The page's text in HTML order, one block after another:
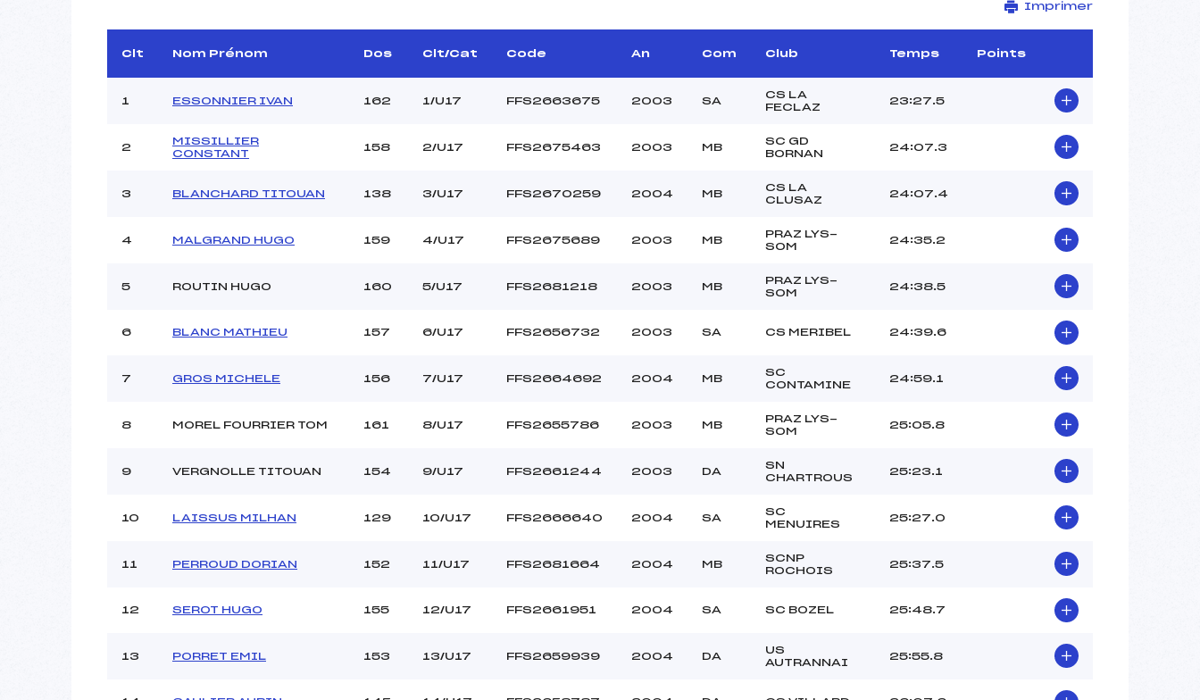
D.T Adjoint :
BOGNIER BENOIT (SA)
Dir. Epreuve :
–
BESSANS
Distance :
7.5 km
Point Haut :
Pénalité appliquée :
–
Imprimer
Clt Nom Prénom Dos Clt/Cat Code An Com Club Temps Points
1 ESSONNIER IVAN 162 1/U17 FFS2663675 2003 SA
CS LA
FECLAZ
23:27.5
2
MISSILLIER
CONSTANT
158 2/U17 FFS2675463 2003 MB
SC GD
BORNAN
24:07.3
3 BLANCHARD TITOUAN 138 3/U17 FFS2670259 2004 MB
CS LA
CLUSAZ
24:07.4
4 MALGRAND HUGO 159 4/U17 FFS2675689 2003 MB
PRAZ LYS-
SOM
24:35.2
5 ROUTIN HUGO 160 5/U17 FFS2681218 2003 MB
PRAZ LYS-
SOM
24:38.5
6 BLANC MATHIEU 157 6/U17 FFS2656732 2003 SA CS MERIBEL 24:39.6
7 GROS MICHELE 156 7/U17 FFS2664692 2004 MB
SC
CONTAMINE
24:59.1
8 MOREL FOURRIER TOM 161 8/U17 FFS2655786 2003 MB
PRAZ LYS-
SOM
25:05.8
9 VERGNOLLE TITOUAN 154 9/U17 FFS2661244 2003 DA
SN
CHARTROUS
25:23.1
10 LAISSUS MILHAN 129 10/U17 FFS2666640 2004 SA
SC
MENUIRES
25:27.0
11 PERROUD DORIAN 152 11/U17 FFS2681664 2004 MB
SCNP
ROCHOIS
25:37.5
12 SEROT HUGO 155 12/U17 FFS2661951 2004 SA SC BOZEL 25:48.7
13 PORRET EMIL 153 13/U17 FFS2659939 2004 DA
US
AUTRANNAI
25:55.8